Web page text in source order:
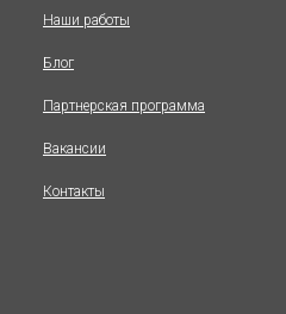
Наши работы
Блог
Партнерская программа
Вакансии
Контакты